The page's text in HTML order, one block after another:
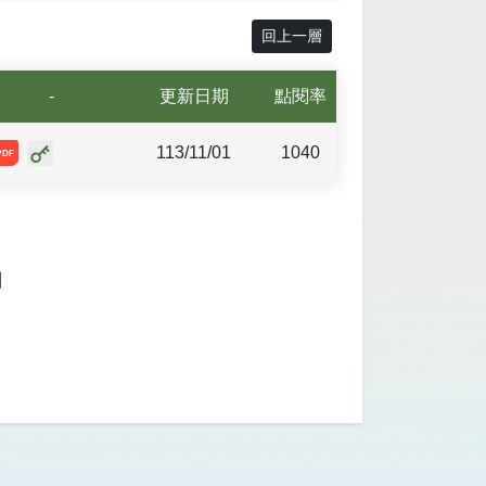
回上一層
- 更新日期 點閱率
南市政府交通局保有及管理個人資料彙整表-附件01.pdf
113/11/01 1040